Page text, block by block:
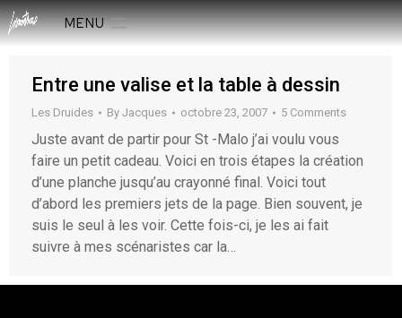
MENU
Entre une valise et la table à dessin
Les Druides By Jacques octobre 23, 2007 5 Comments
Juste avant de partir pour St -Malo j’ai voulu vous
faire un petit cadeau. Voici en trois étapes la création
d’une planche jusqu’au crayonné final. Voici tout
d’abord les premiers jets de la page. Bien souvent, je
suis le seul à les voir. Cette fois-ci, je les ai fait
suivre à mes scénaristes car la…